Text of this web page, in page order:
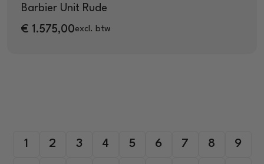
Barbier Unit Rude
€ 1.575,00excl. btw
1 2 3 4 5 6 7 8 9